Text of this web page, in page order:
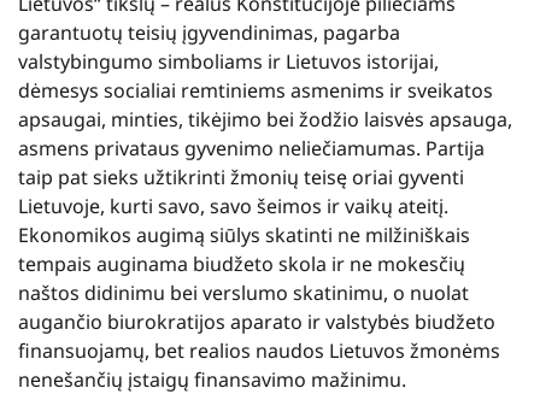
garantuotų teisių įgyvendinimas, pagarba
valstybingumo simboliams ir Lietuvos istorijai,
dėmesys socialiai remtiniems asmenims ir sveikatos
apsaugai, minties, tikėjimo bei žodžio laisvės apsauga,
asmens privataus gyvenimo neliečiamumas. Partija
taip pat sieks užtikrinti žmonių teisę oriai gyventi
Lietuvoje, kurti savo, savo šeimos ir vaikų ateitį.
Ekonomikos augimą siūlys skatinti ne milžiniškais
tempais auginama biudžeto skola ir ne mokesčių
naštos didinimu bei verslumo skatinimu, o nuolat
augančio biurokratijos aparato ir valstybės biudžeto
finansuojamų, bet realios naudos Lietuvos žmonėms
nenešančių įstaigų finansavimo mažinimu.